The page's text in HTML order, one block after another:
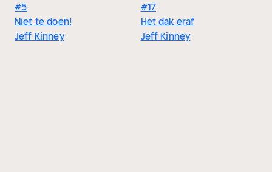
#5
Niet te doen!
Jeff Kinney
#17
Het dak eraf
Jeff Kinney